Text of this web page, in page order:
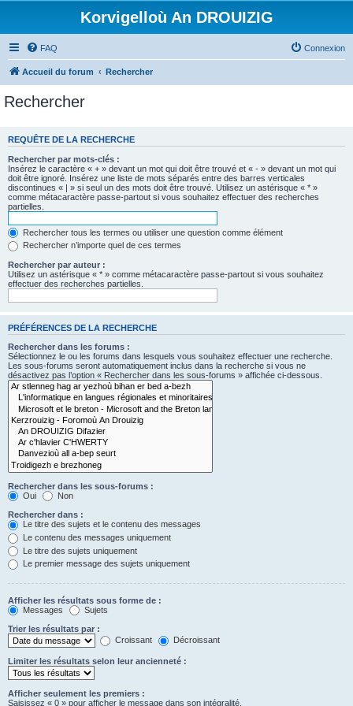
Korvigelloù An DROUIZIG
FAQ Connexion
Accueil du forum Rechercher
Rechercher
REQUÊTE DE LA RECHERCHE
Rechercher par mots-clés :
Insérez le caractère « + » devant un mot qui doit être trouvé et « - » devant un mot qui
doit être ignoré. Insérez une liste de mots séparés entre des barres verticales
discontinues « | » si seul un des mots doit être trouvé. Utilisez un astérisque « * »
comme métacaractère passe-partout si vous souhaitez effectuer des recherches
partielles.
Rechercher tous les termes ou utiliser une question comme élément
Rechercher n’importe quel de ces termes
Rechercher par auteur :
Utilisez un astérisque « * » comme métacaractère passe-partout si vous souhaitez
effectuer des recherches partielles.
PRÉFÉRENCES DE LA RECHERCHE
Rechercher dans les forums :
Sélectionnez le ou les forums dans lesquels vous souhaitez effectuer une recherche.
Les sous-forums seront automatiquement inclus dans la recherche si vous ne
désactivez pas l’option « Rechercher dans les sous-forums » affichée ci-dessous.
Rechercher dans les sous-forums :
Oui
Non
Rechercher dans :
Le titre des sujets et le contenu des messages
Le contenu des messages uniquement
Le titre des sujets uniquement
Le premier message des sujets uniquement
Afficher les résultats sous forme de :
Messages
Sujets
Trier les résultats par :
Croissant
Décroissant
Limiter les résultats selon leur ancienneté :
Afficher seulement les premiers :
Saisissez « 0 » pour afficher le message dans son intégralité.